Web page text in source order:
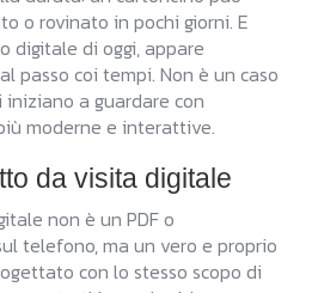
o rovinato in pochi giorni. E
digitale di oggi, appare
passo coi tempi. Non è un caso
a guardare con
moderne e interattive.
da visita digitale
non è un PDF o
telefono, ma un vero e proprio
con lo stesso scopo di